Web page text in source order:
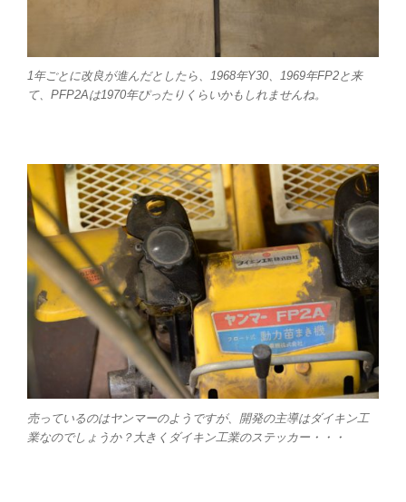
1年ごとに改良が進んだとしたら、1968年Y30、1969年FP2と来
て、PFP2Aは1970年ぴったりくらいかもしれませんね。
売っているのはヤンマーのようですが、開発の主導はダイキン工
業なのでしょうか？大きくダイキン工業のステッカー・・・